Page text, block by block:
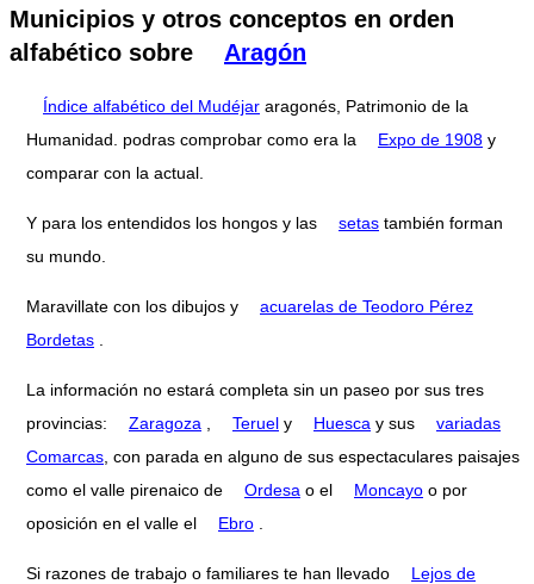
Municipios y otros conceptos en orden
alfabético sobre
Aragón
Índice alfabético del Mudéjar aragonés, Patrimonio de la
Humanidad. podras comprobar como era la
Expo de 1908 y
comparar con la actual.
Y para los entendidos los hongos y las setas también forman
su mundo.
Maravillate con los dibujos y
acuarelas de Teodoro Pérez
Bordetas
La información no estará completa sin un paseo por sus tres
provincias:
Zaragoza Teruel y Huesca y sus
variadas
Comarcas , con parada en alguno de sus espectaculares paisajes
como el valle pirenaico de
Ordesa o el Moncayo o por
oposición en el valle el
Ebro
Si razones de trabajo o familiares te han llevado
Lejos de